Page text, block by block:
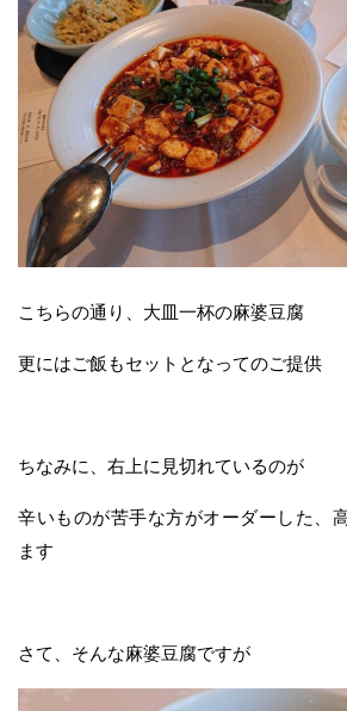
こちらの通り、大皿一杯の麻婆豆腐
更にはご飯もセットとなってのご提供
ちなみに、右上に見切れているのが
辛いものが苦手な方がオーダーした、
ます
さて、そんな麻婆豆腐ですが